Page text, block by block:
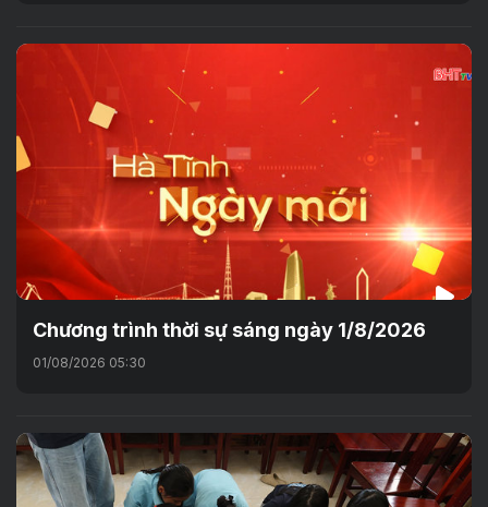
Chương trình thời sự sáng ngày 1/8/2026
01/08/2026 05:30